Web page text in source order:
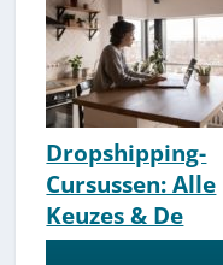
[Betrouwbaar?]
Dropshipping-
Cursussen: Alle
Keuzes & De
Beste Opties